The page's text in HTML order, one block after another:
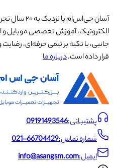
آسان جی‌اس‌ام
الکترونیک، آموزش تخصصی موبایل و
جانبی، با تکیه بر تیمی حرفه‌ای،
قرار داده است.درباره ما
پشتیبانی:09191493546
شماره تماس:021-66704429
ایمیل:info@asangsm.com